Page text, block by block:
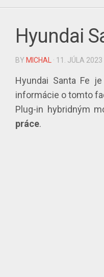
Hyundai
BY MICHAL · 11. JÚLA 2023
Hyundai Santa Fe
informácie o tomto
Plug-in hybridným
práce.